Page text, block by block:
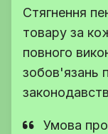
Стягнення
товару за
повного
зобов'язань
Умова про